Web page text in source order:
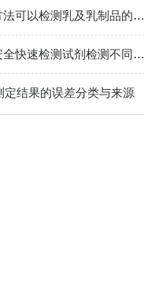
哪些方法可以检测乳及乳制品的掺假
食品安全快速检测试剂检测不同物质的原理不同
定结果的误差分类与来源